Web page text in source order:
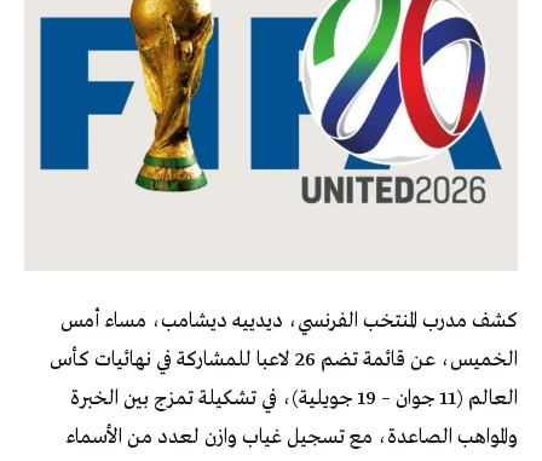
كشف مدرب المنتخب الفرنسي، ديدييه ديشامب، مساء أمس
الخميس، عن قائمة تضم 26 لاعبا للمشاركة في نهائيات كأس
العالم (11 جوان – 19 جويلية)، في تشكيلة تمزج بين الخبرة
والمواهب الصاعدة، مع تسجيل غياب وازن لعدد من الأسماء